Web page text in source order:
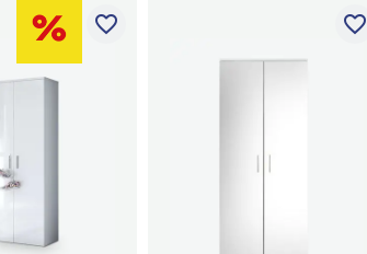
favorite_border favorite_border